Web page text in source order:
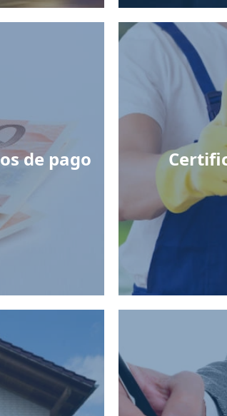
de pago